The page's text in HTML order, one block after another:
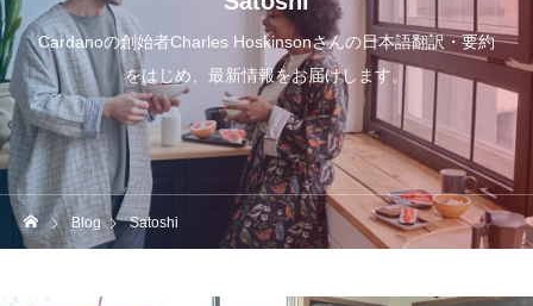
Cardanoの創始者Charles Hoskinsonさんの日本語翻訳・要約
をはじめ、最新情報をお届けします。
Blog Satoshi